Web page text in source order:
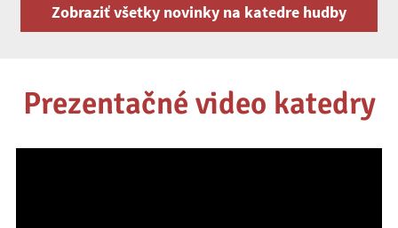
Zobraziť všetky novinky na katedre hudby
Prezentačné video katedry